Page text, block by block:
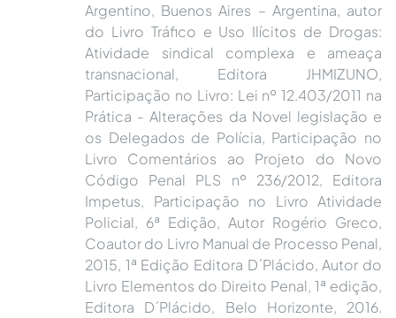
Argentino, Buenos Aires – Argentina, autor
do Livro Tráfico e Uso Ilícitos de Drogas:
Atividade sindical complexa e ameaça
transnacional, Editora JHMIZUNO,
Participação no Livro: Lei nº 12.403/2011 na
Prática - Alterações da Novel legislação e
os Delegados de Polícia, Participação no
Livro Comentários ao Projeto do Novo
Código Penal PLS nº 236/2012, Editora
Impetus, Participação no Livro Atividade
Policial, 6ª Edição, Autor Rogério Greco,
Coautor do Livro Manual de Processo Penal,
2015, 1ª Edição Editora D´Plácido, Autor do
Livro Elementos do Direito Penal, 1ª edição,
Editora D´Plácido, Belo Horizonte, 2016.